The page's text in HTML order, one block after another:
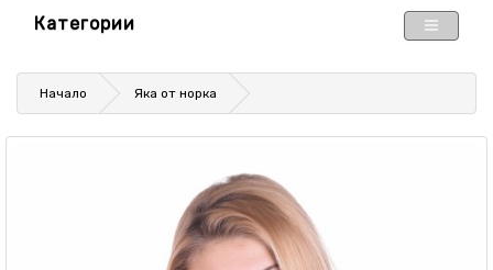
Категории
Начало Яка от норка